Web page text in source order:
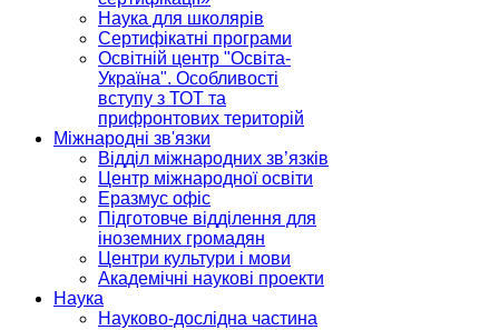
Наука для школярів
Сертифікатні програми
Освітній центр "Освіта-
Україна". Особливості
вступу з ТОТ та
прифронтових територій
Міжнародні зв'язки
Відділ міжнародних зв’язків
Центр міжнародної освіти
Еразмус офіс
Підготовче відділення для
іноземних громадян
Центри культури і мови
Академічні наукові проекти
Наука
Науково-дослідна частина